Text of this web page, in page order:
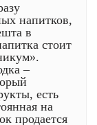
напитков,
в
стоит
–
есть
на
продается